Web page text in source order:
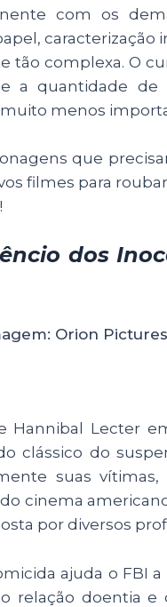
com os
caracterização
complexa. O
a quantidade
menos
que
filmes para
dos
Orion
Hannibal Lecter
clássico do
suas
cinema
por diversos
ajuda o FBI
relação doentia